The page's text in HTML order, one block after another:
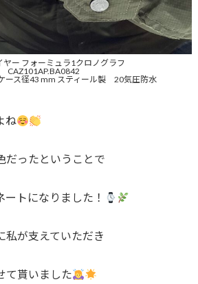
ヤー フォーミュラ1クロノグラフ
CAZ101AP.BA0842
ース径43 mm スティール製 20気圧防水
ね
だったということで
トになりました！
私が支えていただき
て貰いました